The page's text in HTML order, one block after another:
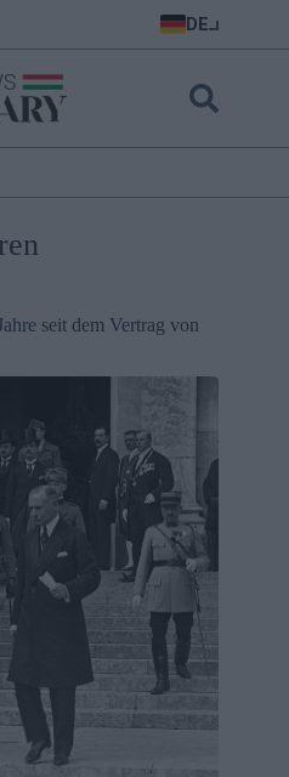
DE
seit dem Vertrag von